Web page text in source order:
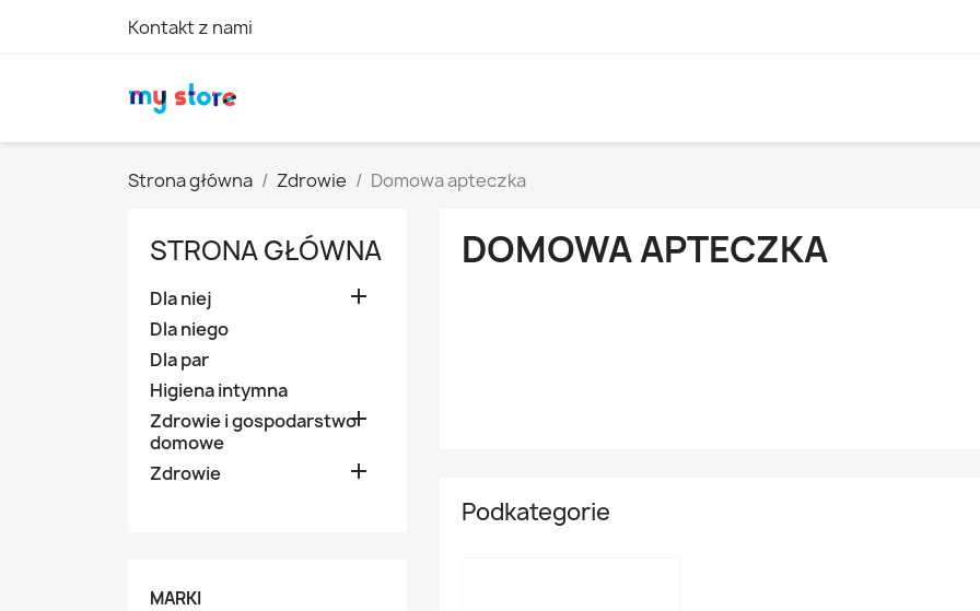
Kontakt z nami
Strona główna Zdrowie Domowa apteczka
STRONA GŁÓWNA
Dla niej 
Dla niego
Dla par
Higiena intymna
Zdrowie i gospodarstwo
domowe

Zdrowie 
MARKI
DOMOWA APTECZKA
Podkategorie